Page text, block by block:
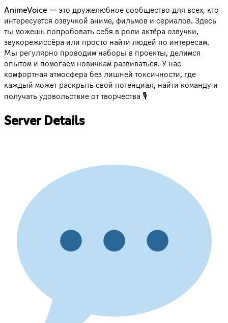
AnimeVoice — это дружелюбное сообщество для всех, кто
интересуется озвучкой аниме, фильмов и сериалов. Здесь
ты можешь попробовать себя в роли актёра озвучки,
звукорежиссёра или просто найти людей по интересам.
Мы регулярно проводим наборы в проекты, делимся
опытом и помогаем новичкам развиваться. У нас
комфортная атмосфера без лишней токсичности, где
каждый может раскрыть свой потенциал, найти команду и
получать удовольствие от творчества 🎙️
Server Details